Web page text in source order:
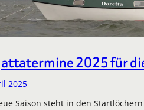
2025 für
2025
Saison steht in den